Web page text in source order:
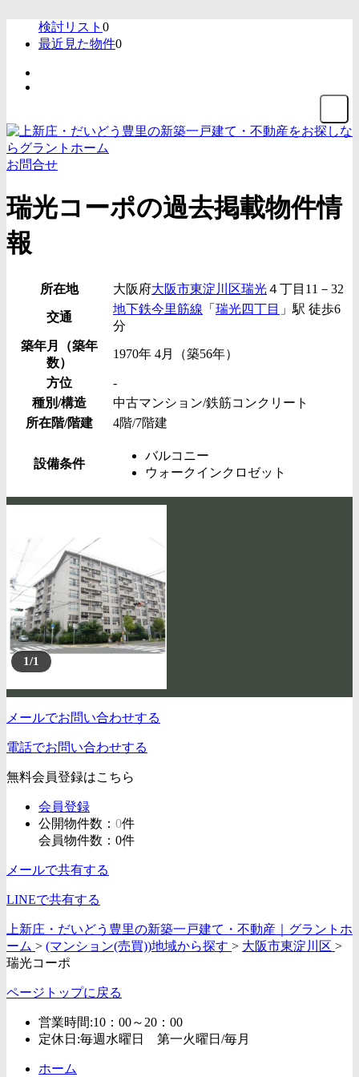
検討リスト 0
最近見た物件0
お問合せ
瑞光コーポの過去掲載物件情
報
所在地 大阪府大阪市東淀川区瑞光４丁目11－32
交通
地下鉄今里筋線 「 瑞光四丁目 」駅 徒歩6
分
築年月（築年
数）
1970年 4月（築56年）
方位
-
種別/構造
中古マンション/鉄筋コンクリート
所在階/階建
4階/7階建
設備条件
バルコニー
ウォークインクロゼット
1/1
メールでお問い合わせする
電話でお問い合わせする
無料会員登録はこちら
会員登録
公開物件数： 0件
会員物件数： 0件
メールで共有する
LINEで共有する
上新庄・だいどう豊里の新築一戸建て・不動産｜グラントホ
ーム > (マンション(売買))地域から探す > 大阪市東淀川区 >
瑞光コーポ
ページトップに戻る
営業時間:10：00～20：00
定休日:毎週水曜日 第一火曜日/毎月
ホーム